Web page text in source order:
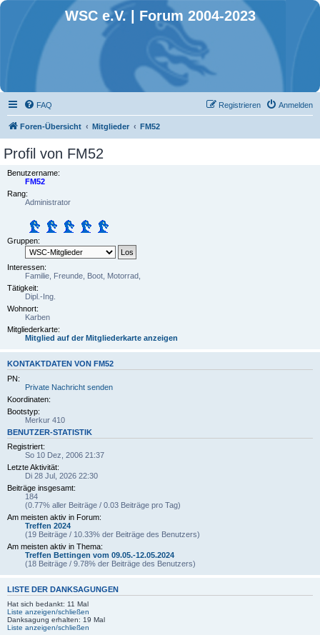
WSC e.V. | Forum 2004-2023
FAQ Anmelden
Registrieren
Foren-Übersicht Mitglieder FM52
Profil von FM52
Benutzername:
FM52
Rang:
Administrator
Gruppen:
Interessen:
Familie, Freunde, Boot, Motorrad,
Tätigkeit:
Dipl.-Ing.
Wohnort:
Karben
Mitgliederkarte:
Mitglied auf der Mitgliederkarte anzeigen
KONTAKTDATEN VON FM52
PN:
Private Nachricht senden
Koordinaten:
Bootstyp:
Merkur 410
BENUTZER-STATISTIK
Registriert:
So 10 Dez, 2006 21:37
Letzte Aktivität:
Di 28 Jul, 2026 22:30
Beiträge insgesamt:
184
(0.77% aller Beiträge / 0.03 Beiträge pro Tag)
Am meisten aktiv in Forum:
Treffen 2024
(19 Beiträge / 10.33% der Beiträge des Benutzers)
Am meisten aktiv in Thema:
Treffen Bettingen vom 09.05.-12.05.2024
(18 Beiträge / 9.78% der Beiträge des Benutzers)
LISTE DER DANKSAGUNGEN
Hat sich bedankt: 11 Mal
Liste anzeigen/schließen
Danksagung erhalten: 19 Mal
Liste anzeigen/schließen